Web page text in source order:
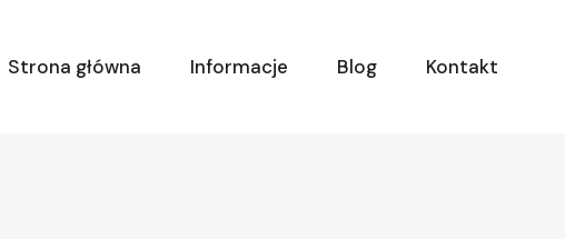
Strona główna
Informacje Blog Kontakt